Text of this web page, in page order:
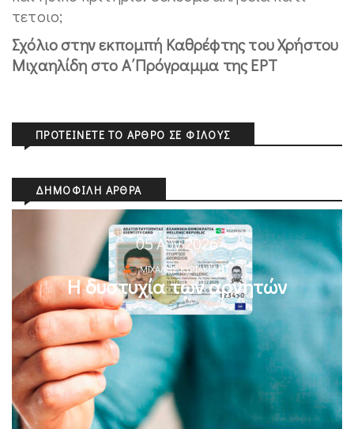
τετοιο;
Σχόλιο στην εκπομπή Καθρέφτης του Χρήστου
Μιχαηλίδη στo Α΄Πρόγραμμα της ΕΡΤ
ΠΡΟΤΕΊΝΕΤΕ ΤΟ ΆΡΘΡΟ ΣΕ ΦΊΛΟΥΣ
ΔΗΜΟΦΙΛΉ ΆΡΘΡΑ
05 Αυγ 2026
ΜΙΧΆΛΗΣ ΚΥΡΙΑΚΊΔΗΣ
Η δυστυχία των αρνητών